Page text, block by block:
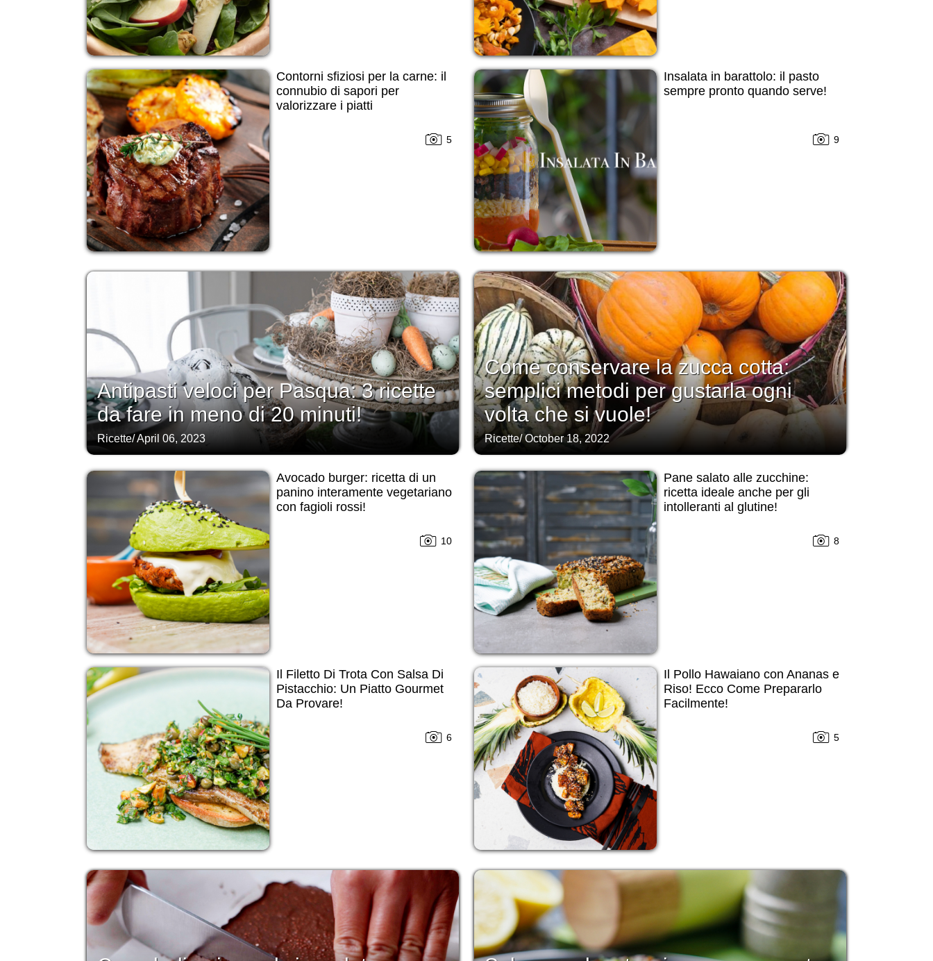
Contorni sfiziosi per la carne: il
connubio di sapori per
valorizzare i piatti
5
Insalata in barattolo: il pasto
sempre pronto quando serve!
9
Antipasti veloci per Pasqua: 3 ricette
da fare in meno di 20 minuti!
Ricette/April 06, 2023
Come conservare la zucca cotta:
semplici metodi per gustarla ogni
volta che si vuole!
Ricette/October 18, 2022
Avocado burger: ricetta di un
panino interamente vegetariano
con fagioli rossi!
10
Pane salato alle zucchine:
ricetta ideale anche per gli
intolleranti al glutine!
8
Il Filetto Di Trota Con Salsa Di
Pistacchio: Un Piatto Gourmet
Da Provare!
6
Il Pollo Hawaiano con Ananas e
Riso! Ecco Come Prepararlo
Facilmente!
5